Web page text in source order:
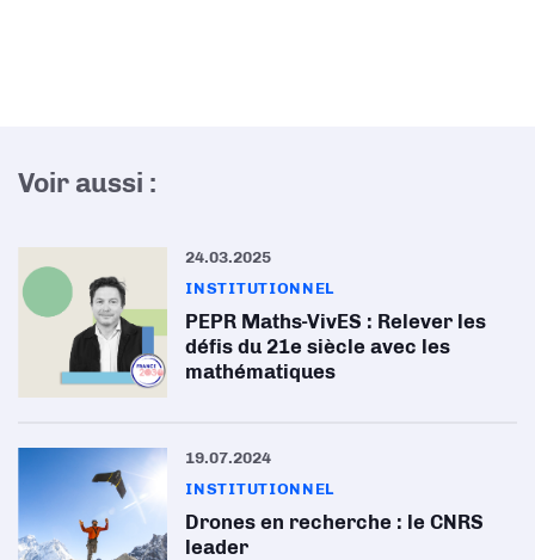
Voir aussi :
24.03.2025
INSTITUTIONNEL
PEPR Maths-VivES : Relever les
défis du 21e siècle avec les
mathématiques
19.07.2024
INSTITUTIONNEL
Drones en recherche : le CNRS
leader